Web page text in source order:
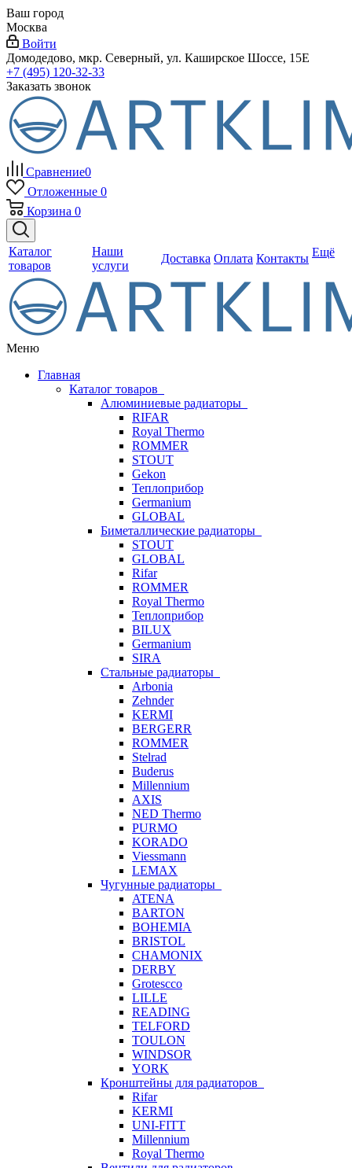
Ваш город
Москва
Войти
Домодедово, мкр. Северный, ул. Каширское Шоссе, 15Е
+7 (495) 120-32-33
Заказать звонок
Сравнение0
Отложенные 0
Корзина 0
Каталог
товаров
Наши
услуги
Доставка Оплата Контакты Ещё
Меню
Главная
Каталог товаров
Алюминиевые радиаторы
RIFAR
Royal Thermo
ROMMER
STOUT
Gekon
Теплоприбор
Germanium
GLOBAL
Биметаллические радиаторы
STOUT
GLOBAL
Rifar
ROMMER
Royal Thermo
Теплоприбор
BILUX
Germanium
SIRA
Стальные радиаторы
Arbonia
Zehnder
KERMI
BERGERR
ROMMER
Stelrad
Buderus
Millennium
AXIS
NED Thermo
PURMO
KORADO
Viessmann
LEMAX
Чугунные радиаторы
ATENA
BARTON
BOHEMIA
BRISTOL
CHAMONIX
DERBY
Grotescco
LILLE
READING
TELFORD
TOULON
WINDSOR
YORK
Кронштейны для радиаторов
Rifar
KERMI
UNI-FITT
Millennium
Royal Thermo